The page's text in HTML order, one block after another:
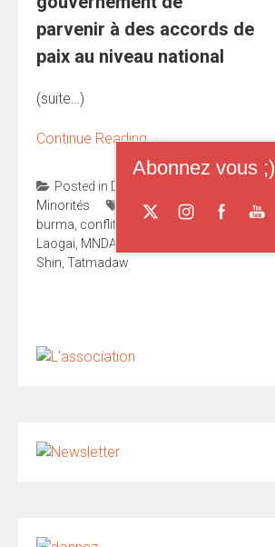
parvenir à des accords de
paix au niveau national
(suite…)
Continue Reading→
Posted in Droits de l'homme
Minorités
Tagged birmanie,
burma, conflit Kokang
Laogai, MNDAA
Shin, Tatmadaw
Abonnez vous ;)